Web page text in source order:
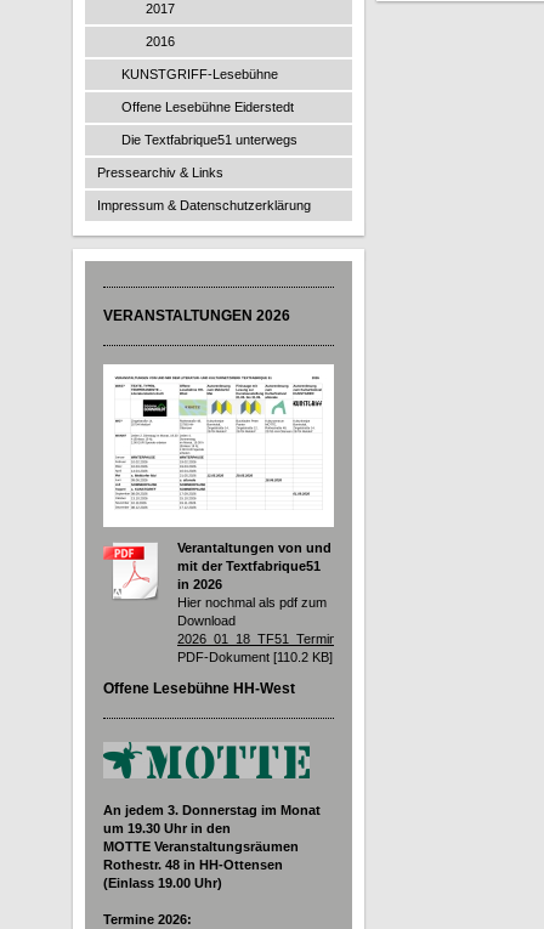
2017
2016
KUNSTGRIFF-Lesebühne
Offene Lesebühne Eiderstedt
Die Textfabrique51 unterwegs
Pressearchiv & Links
Impressum & Datenschutzerklärung
VERANSTALTUNGEN 2026
Verantaltungen von und
mit der Textfabrique51
in 2026
Hier nochmal als pdf zum
Download
2026_01_18_TF51_Termine.pdf
PDF-Dokument [110.2 KB]
Offene Lesebühne HH-West
An jedem 3. Donnerstag im Monat
um 19.30 Uhr in den
MOTTE Veranstaltungsräumen
Rothestr. 48 in HH-Ottensen
(Einlass 19.00 Uhr)
Termine 2026: